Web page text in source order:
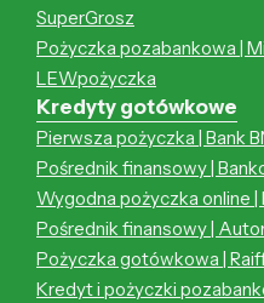
SuperGrosz
Pożyczka pozabankowa |
LEWpożyczka
Kredyty gotówkowe
Pierwsza pożyczka | Bank
Pośrednik finansowy |
Wygodna pożyczka online |
Pośrednik finansowy |
Pożyczka gotówkowa |
Kredyt i pożyczki